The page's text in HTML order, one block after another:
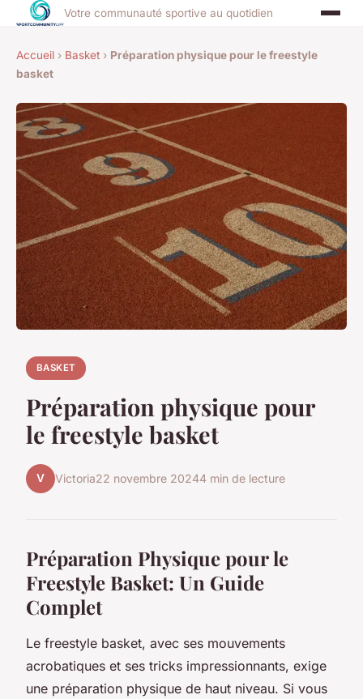
Votre communauté sportive au quotidien
Accueil › Basket › Préparation physique pour le freestyle
basket
BASKET
Préparation physique pour
le freestyle basket
V Victoria22 novembre 20244 min de lecture
Préparation Physique pour le
Freestyle Basket: Un Guide
Complet
Le freestyle basket, avec ses mouvements
acrobatiques et ses tricks impressionnants, exige
une préparation physique de haut niveau. Si vous